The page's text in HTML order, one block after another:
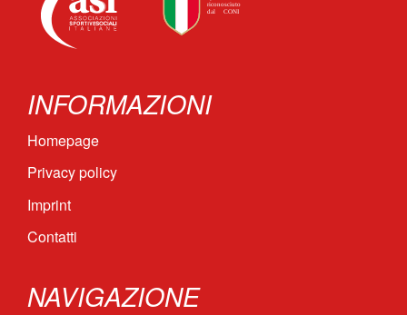
INFORMAZIONI
Homepage
Privacy policy
Imprint
Contatti
NAVIGAZIONE